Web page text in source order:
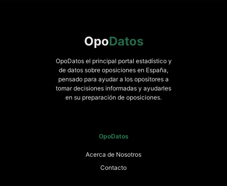
OpoDatos
OpoDatos el principal portal estadístico y
de datos sobre oposiciones en España,
pensado para ayudar a los opositores a
tomar decisiones informadas y ayudarles
en su preparación de oposiciones.
OpoDatos
Acerca de Nosotros
Contacto